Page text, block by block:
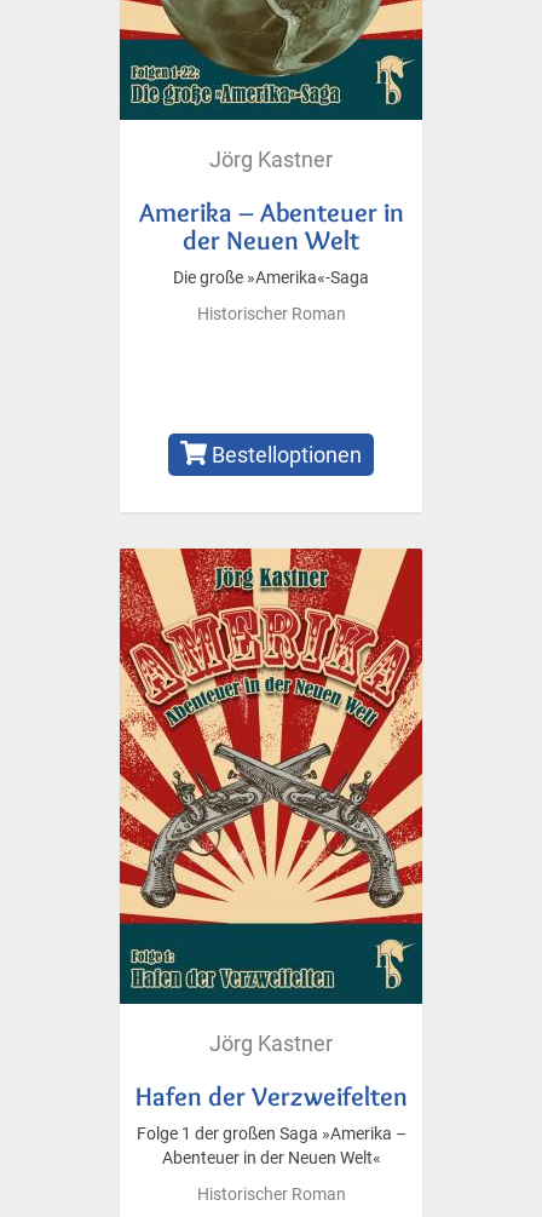
Jörg Kastner
Amerika – Abenteuer in
der Neuen Welt
Die große »Amerika«-Saga
Historischer Roman
Bestelloptionen
Jörg Kastner
Hafen der Verzweifelten
Folge 1 der großen Saga »Amerika –
Abenteuer in der Neuen Welt«
Historischer Roman